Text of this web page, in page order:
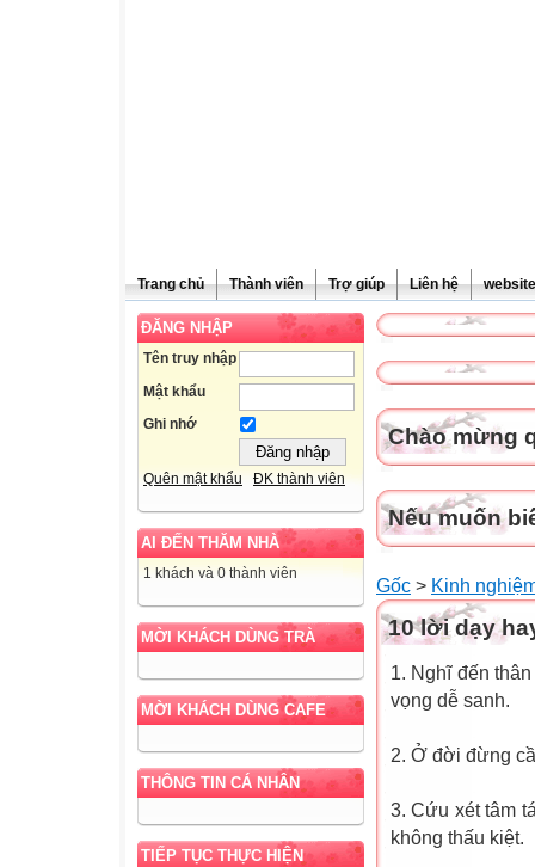
Trang chủ Thành viên Trợ giúp Liên hệ
ĐĂNG NHẬP
Tên truy nhập
Mật khẩu
Ghi nhớ
Quên mật khẩu ĐK thành viên
AI ĐẾN THĂM NHÀ
1 khách và 0 thành viên
MỜI KHÁCH DÙNG TRÀ
MỜI KHÁCH DÙNG CAFE
THÔNG TIN CÁ NHÂN
TIẾP TỤC THỰC HIỆN
Chào mừng
Nếu muốn
Gốc > Kinh
10 lời dạy
1. Nghĩ đến
vọng dễ sanh.
2. Ở đời đừng
3. Cứu xét tâm
không thấu kiệt.